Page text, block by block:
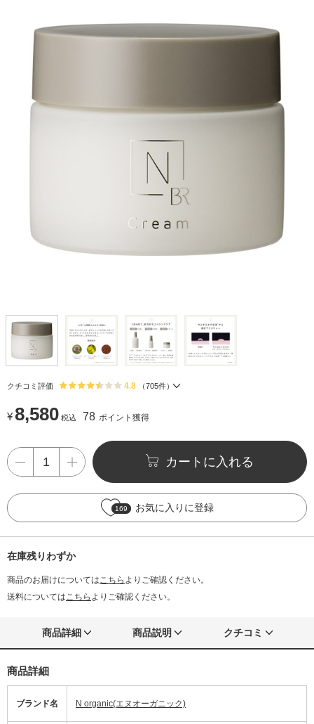
クチコミ評価 4.8 （705件）
¥8,580 税込 78 ポイント獲得
カートに入れる
169 お気に入りに登録
在庫残りわずか
商品のお届けについてはこちら よりご確認ください。
送料についてはこちら よりご確認ください。
商品詳細 商品説明 クチコミ
商品詳細
ブランド名 N organic(エヌオーガニック)